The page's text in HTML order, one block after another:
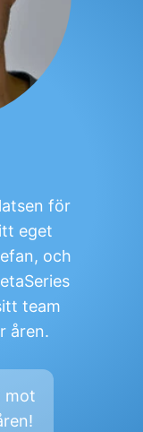
för
eget
och
team
åren.
mot